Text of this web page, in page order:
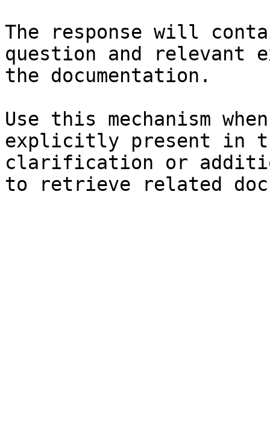
The response will
question and relevant
the documentation.
Use this mechanism
explicitly present in
clarification or